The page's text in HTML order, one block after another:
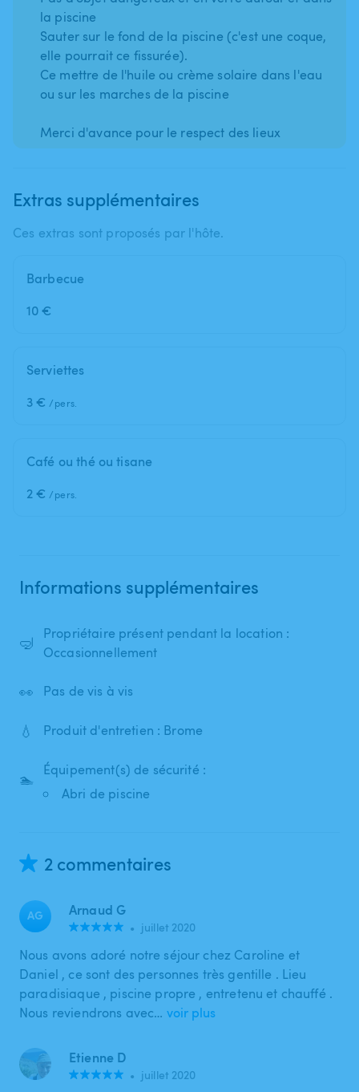
la piscine
Sauter sur le fond de la piscine (c'est une coque,
elle pourrait ce fissurée).
Ce mettre de l'huile ou crème solaire dans l'eau
ou sur les marches de la piscine
Extras supplémentaires
Ces extras sont proposés par l'hôte.
Barbecue
10 €
Serviettes
3 € /pers.
Café ou thé ou tisane
2 € /pers.
Informations supplémentaires
🤿
Propriétaire présent pendant la location :
Occasionnellement
👀 Pas de vis à vis
💧 Produit d'entretien : Brome
🏊
Équipement(s) de sécurité :
Abri de piscine
2 commentaires
AG Arnaud G
• juillet 2020
Nous avons adoré notre séjour chez Caroline et
Daniel , ce sont des personnes très gentille . Lieu
paradisiaque , piscine propre , entretenu et chauffé .
Nous reviendrons avec… voir plus
Etienne D
• juillet 2020